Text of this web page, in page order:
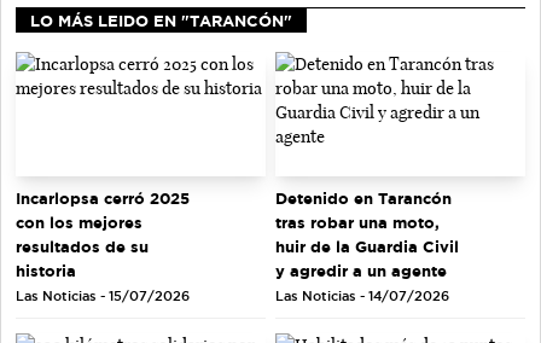
LO MÁS LEIDO EN "TARANCÓN"
Incarlopsa cerró 2025
con los mejores
resultados de su
historia
Las Noticias - 15/07/2026
Detenido en Tarancón
tras robar una moto,
huir de la Guardia Civil
y agredir a un agente
Las Noticias - 14/07/2026